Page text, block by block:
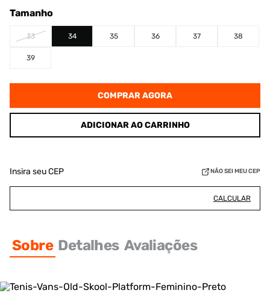
Tamanho
33 34 35 36 37 38
39
COMPRAR AGORA
ADICIONAR AO CARRINHO
Insira seu CEP NÃO SEI MEU CEP
CALCULAR
Sobre Detalhes Avaliações